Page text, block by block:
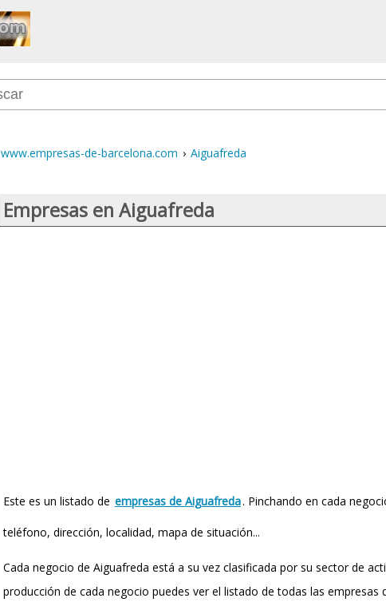
www.empresas-de-barcelona.com › Aiguafreda
Empresas en Aiguafreda
Este es un listado de empresas de Aiguafreda. Pinchando en cada
teléfono, dirección, localidad, mapa de situación...
Cada negocio de Aiguafreda está a su vez clasificada por su sector de
producción de cada negocio puedes ver el listado de todas las empresas